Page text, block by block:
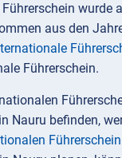
wurde
aus den
Führerschein.
Nauru befinden,
Führerschein